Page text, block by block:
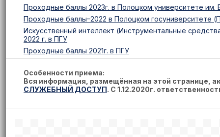
Проходные баллы 2023г. в Полоцком университете им.
Проходные баллы–2022 в Полоцком госуниверситете
Искусственный интеллект (Инструментальные
2022 г. в ПГУ
Проходные баллы 2021г. в ПГУ
Особенности приема:
Вся информация, размещённая на этой странице,
СЛУЖЕБНЫЙ ДОСТУП. С 1.12.2020г.